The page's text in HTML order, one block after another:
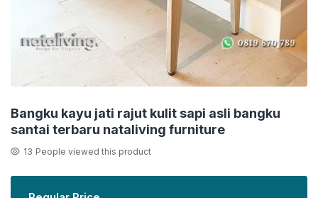
Bangku kayu jati rajut kulit sapi asli bangku
santai terbaru nataliving furniture
13 People viewed this product